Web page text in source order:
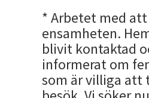
* Arbetet med
ensamheten.
blivit kontaktad
informerat om
som är villiga att